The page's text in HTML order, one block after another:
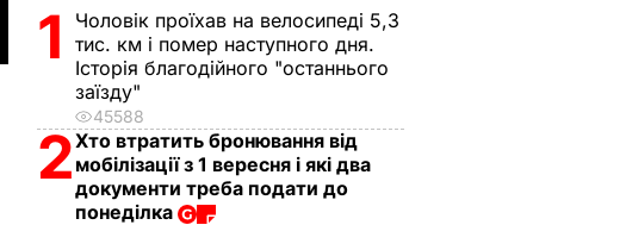
1
Чоловік проїхав на велосипеді 5,3
тис. км і помер наступного дня.
Історія благодійного "останнього
заїзду"
45588
2Хто втратить бронювання від
мобілізації з 1 вересня і які два
документи треба подати до
понеділка